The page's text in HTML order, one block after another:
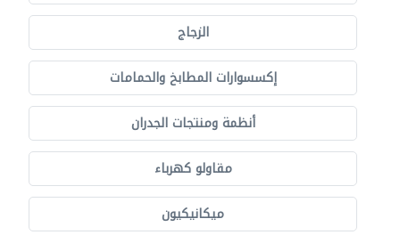
الزجاج
إكسسوارات المطابخ والحمامات
أنظمة ومنتجات الجدران
مقاولو كهرباء
ميكانيكيون